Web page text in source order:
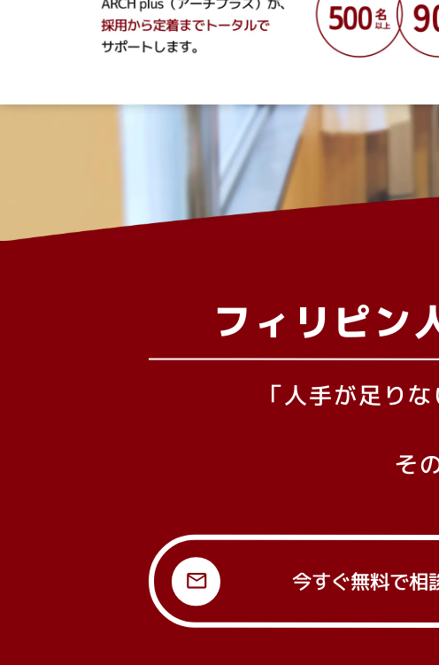
フィリピン
「人手が足り
そ
mail 今すぐ無料で相